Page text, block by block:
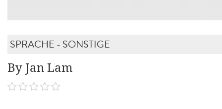
SPRACHE - SONSTIGE
By Jan Lam